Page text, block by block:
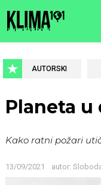
AUTORSKI
Planeta u
Kako ratni požari
13/09/2021 autor: